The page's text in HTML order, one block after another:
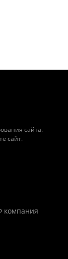
сайта.
сайт.
компания